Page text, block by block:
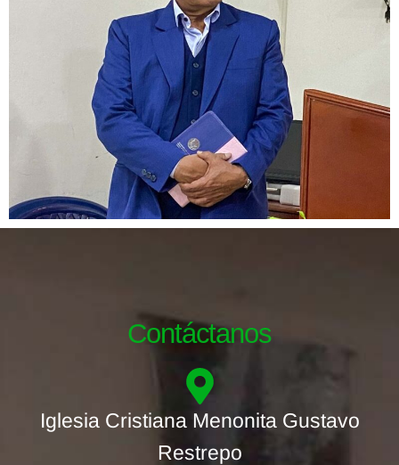
Contáctanos
Iglesia Cristiana Menonita Gustavo
Restrepo